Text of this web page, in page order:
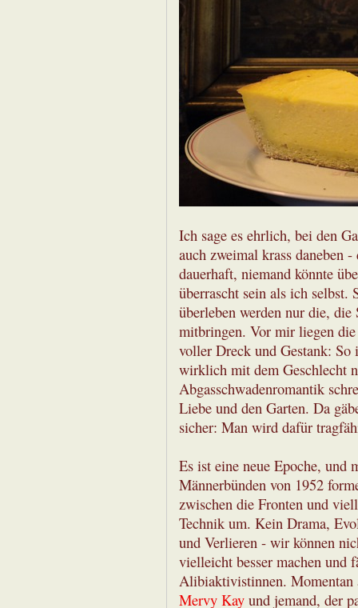
Ich sage es ehrlich, bei den
auch zweimal krass daneben
dauerhaft, niemand könnte
überrascht sein als ich
überleben werden nur die,
mitbringen. Vor mir liegen die
voller Dreck und Gestank: So
wirklich mit dem Geschlecht
Abgasschwadenromantik
Liebe und den Garten. Da
sicher: Man wird dafür
Es ist eine neue Epoche, und
Männerbünden von 1952
zwischen die Fronten und
Technik um. Kein Drama,
und Verlieren - wir können
vielleicht besser machen und
Alibiaktivistinnen.
Mervy Kay und jemand, der